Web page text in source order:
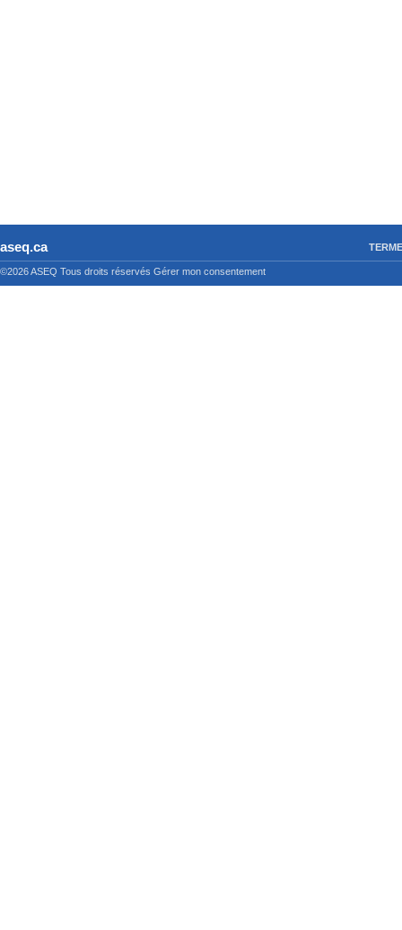
aseq.ca
©2026 ASEQ Tous droits réservés Gérer mon consentement